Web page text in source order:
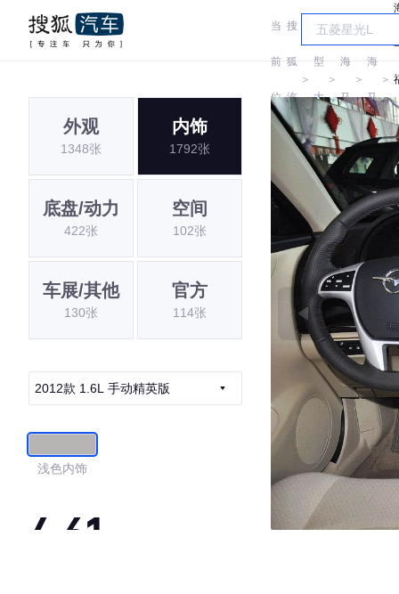
当
前
位
置:
搜
狐
汽
车
＞
车
型
大
全
＞
海
马
＞
海
马
＞
外观
1348张
内饰
1792张
底盘/动力
422张
空间
102张
车展/其他
130张
官方
114张
2012款 1.6L 手动精英版
浅色内饰
4.61